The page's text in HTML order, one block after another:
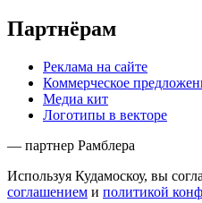
Партнёрам
Реклама на сайте
Коммерческое
Медиа кит
Логотипы в векторе
— партнер Рамблера
Используя Кудамоскоу, вы
соглашением и политикой